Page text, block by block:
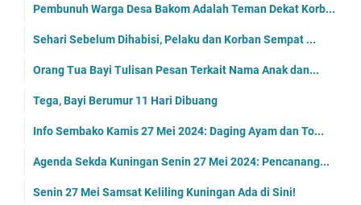
Pembunuh Warga Desa Bakom Adalah Teman Dekat Korb...
Sehari Sebelum Dihabisi, Pelaku dan Korban Sempat ...
Orang Tua Bayi Tulisan Pesan Terkait Nama Anak dan...
Tega, Bayi Berumur 11 Hari Dibuang
Info Sembako Kamis 27 Mei 2024: Daging Ayam dan To...
Agenda Sekda Kuningan Senin 27 Mei 2024: Pencanang...
Senin 27 Mei Samsat Keliling Kuningan Ada di Sini!